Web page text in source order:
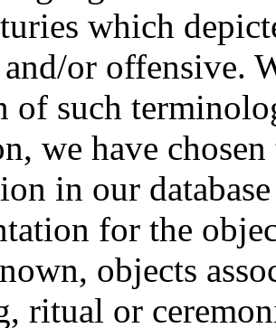
which
or offensive.
of such
we have
in our
for the
objects
ritual or